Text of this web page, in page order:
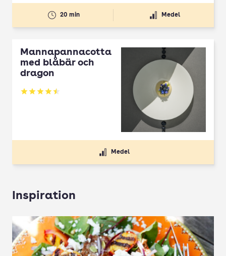
20 min Medel
Mannapannacotta
med blåbär och
dragon
Betyg: 4.5 av 5
Medel
Inspiration